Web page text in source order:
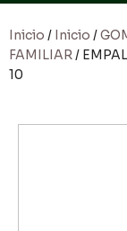
Inicio / Inicio /
FAMILIAR/
10